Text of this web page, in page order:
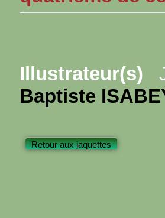
Illustrateur(s)
Baptiste
Retour aux jaquettes